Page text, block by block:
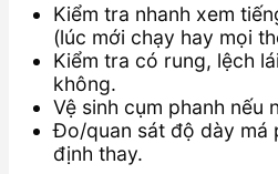
Kiểm tra nhanh xem
(lúc mới chạy hay mọi
Kiểm tra có rung, lệch
không.
Vệ sinh cụm phanh nếu
Đo/quan sát độ dày má
định thay.